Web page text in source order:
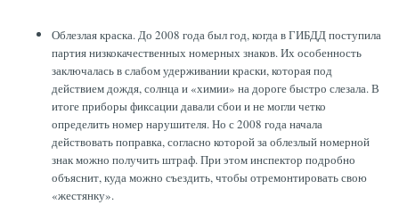
Облезлая краска. До 2008 года был год, когда в ГИБДД поступила
партия низкокачественных номерных знаков. Их особенность
заключалась в слабом удерживании краски, которая под
действием дождя, солнца и «химии» на дороге быстро слезала. В
итоге приборы фиксации давали сбои и не могли четко
определить номер нарушителя. Но с 2008 года начала
действовать поправка, согласно которой за облезлый номерной
знак можно получить штраф. При этом инспектор подробно
объяснит, куда можно съездить, чтобы отремонтировать свою
«жестянку».